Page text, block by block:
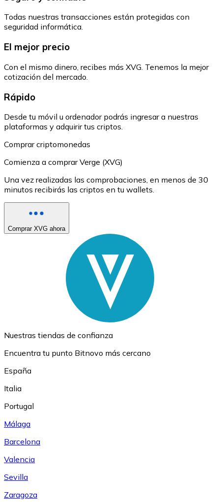
Todas nuestras transacciones están protegidas con
seguridad informática.
El mejor precio
Con el mismo dinero, recibes más XVG. Tenemos la mejor
cotización del mercado.
Rápido
Desde tu móvil u ordenador podrás ingresar a nuestras
plataformas y adquirir tus criptos.
Comprar criptomonedas
Comienza a comprar Verge (XVG)
Una vez realizadas las comprobaciones, en menos de 30
minutos recibirás las criptos en tu wallets.
Comprar XVG ahora
Nuestras tiendas de confianza
Encuentra tu punto Bitnovo más cercano
España
Italia
Portugal
Málaga
Barcelona
Valencia
Sevilla
Zaragoza